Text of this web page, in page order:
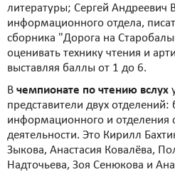
литературы; Сергей Андреевич
информационного отдела,
сборника "Дорога на
оценивать технику чтения и
выставляя баллы от 1 до 6.
В чемпионате по чтению вслух
представители двух отделений:
информационного и отделения
деятельности. Это Кирилл
Зыкова, Анастасия Ковалёва,
Надточьева, Зоя Сенюкова и